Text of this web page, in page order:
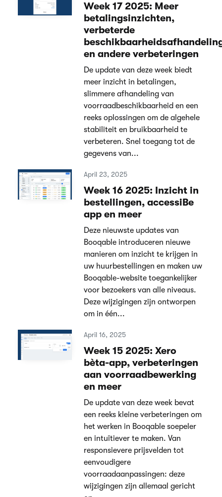
Week 17 2025: Meer
betalingsinzichten,
verbeterde
en andere verbeteringen
De update van deze week biedt
meer inzicht in betalingen,
slimmere afhandeling van
voorraadbeschikbaarheid en een
reeks oplossingen om de algehele
stabiliteit en bruikbaarheid te
verbeteren. Snel toegang tot de
gegevens van...
April 23, 2025
Week 16 2025: Inzicht in
bestellingen, accessiBe
app en meer
Deze nieuwste updates van
Booqable introduceren nieuwe
manieren om inzicht te krijgen in
uw huurbestellingen en maken uw
Booqable-website toegankelijker
voor bezoekers van alle niveaus.
Deze wijzigingen zijn ontworpen
om in één...
April 16, 2025
Week 15 2025: Xero
bèta-app, verbeteringen
aan voorraadbewerking
en meer
De update van deze week bevat
een reeks kleine verbeteringen om
het werken in Booqable soepeler
en intuïtiever te maken. Van
responsievere prijsvelden tot
eenvoudigere
voorraadaanpassingen: deze
wijzigingen zijn allemaal gericht